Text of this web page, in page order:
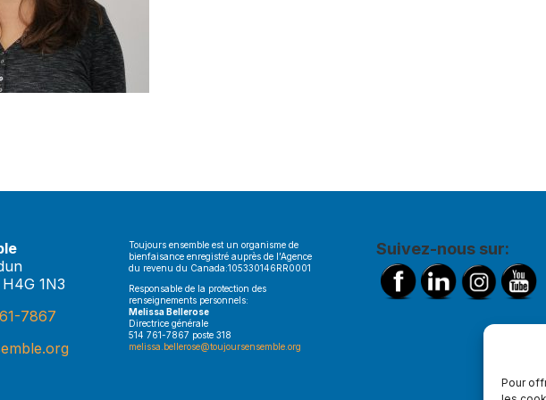
Pour
1N3
7867
Toujours ensemble est un organisme de
bienfaisance enregistré auprès de l’Agence
du revenu du Canada:105330146RR0001
Responsable de la protection des
renseignements personnels:
Melissa Bellerose
Directrice générale
514 761-7867 poste 318
melissa.bellerose@toujoursensemble.org
Suivez-nous sur: